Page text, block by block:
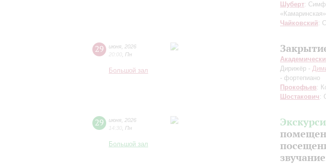
Шуберт:
Чайковский:
29 июня 2026
20:00 Пн
Большой зал
Дирижёр -
- фортепиано
Прокофьев:
Шостакович:
29 июня 2026
14:30 Пн
Большой зал